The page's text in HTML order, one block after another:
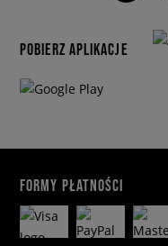
POBIERZ APLIKACJE
FORMY PŁATNOŚCI